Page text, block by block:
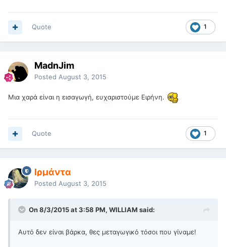
1
Quote
MadnJim
Posted August 3, 2015
Μια χαρά είναι η εισαγωγή, ευχαριστούμε Ειρήνη.
1
Quote
Ιρμάντα
Posted August 3, 2015
On 8/3/2015 at 3:58 PM, WILLIAM said:
Αυτό δεν είναι βάρκα, θες μεταγωγικό τόσοι που γίναμε!